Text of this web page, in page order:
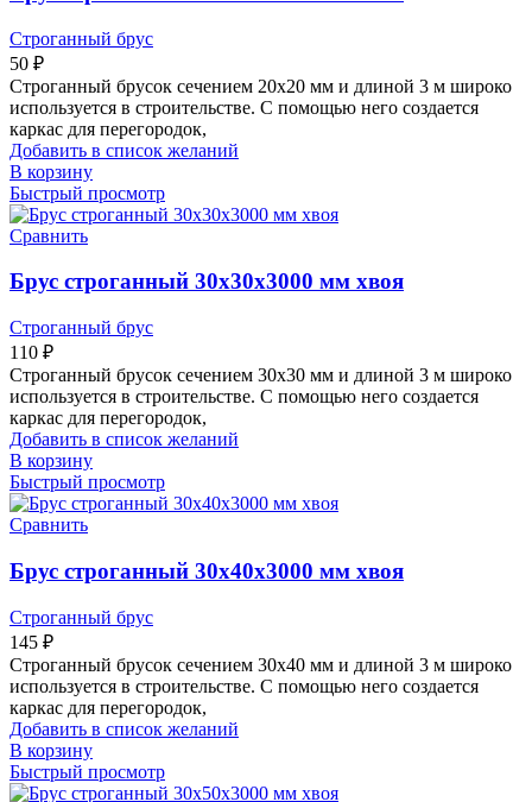
Строганный брус
50 ₽
Строганный брусок сечением 20х20 мм и длиной 3 м широко
используется в строительстве. С помощью него создается
каркас для перегородок,
Добавить в список желаний
В корзину
Быстрый просмотр
Сравнить
Брус строганный 30х30х3000 мм хвоя
Строганный брус
110 ₽
Строганный брусок сечением 30х30 мм и длиной 3 м широко
используется в строительстве. С помощью него создается
каркас для перегородок,
Добавить в список желаний
В корзину
Быстрый просмотр
Сравнить
Брус строганный 30х40х3000 мм хвоя
Строганный брус
145 ₽
Строганный брусок сечением 30х40 мм и длиной 3 м широко
используется в строительстве. С помощью него создается
каркас для перегородок,
Добавить в список желаний
В корзину
Быстрый просмотр